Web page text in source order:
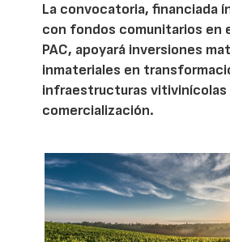
La convocatoria, financiada
con fondos comunitarios en
PAC, apoyará inversiones
inmateriales en
infraestructuras vitivinícolas
comercialización.